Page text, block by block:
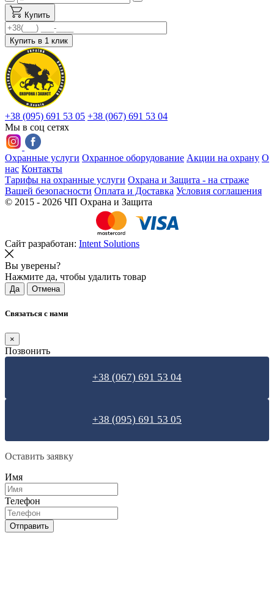
Купить
Купить в 1 клик
+38 (095) 691 53 05 +38 (067) 691 53 04
Мы в соц сетях
Охранные услуги Охранное оборудование Акции на охрану О
нас Контакты
Тарифы на охранные услуги Охрана и Защита - на страже
Вашей безопасности Оплата и Доставка Условия соглашения
© 2015 - 2026 ЧП Охрана и Защита
Сайт разработан: Intent Solutions
Вы уверены?
Нажмите да, чтобы удалить товар
Да Отмена
Связаться с нами
×
Позвонить
+38 (067) 691 53 04
+38 (095) 691 53 05
Оставить заявку
Имя
Телефон
Отправить